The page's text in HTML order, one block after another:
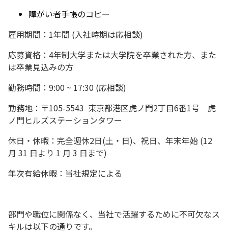
障がい者手帳のコピー
雇用期間：1年間 (入社時期は応相談)
応募資格：4年制大学または大学院を卒業された方、また
は卒業見込みの方
勤務時間：9:00 ~ 17:30 (応相談)
勤務地：〒105-5543 東京都港区虎ノ門2丁目6番1号 虎
ノ門ヒルズステーションタワー
休日・休暇：完全週休2日(土・日)、祝日、年末年始 (12
月 31 日より 1 月 3 日まで)
年次有給休暇：当社規定による
部門や職位に関係なく、当社で活躍するために不可欠なス
キルは以下の通りです。